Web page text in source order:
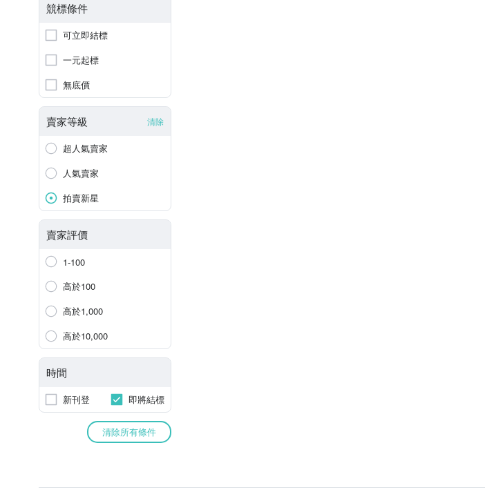
競標條件
可立即結標
一元起標
無底價
賣家等級 清除
超人氣賣家
人氣賣家
拍賣新星
賣家評價
1-100
高於100
高於1,000
高於10,000
時間
新刊登 即將結標
清除所有條件